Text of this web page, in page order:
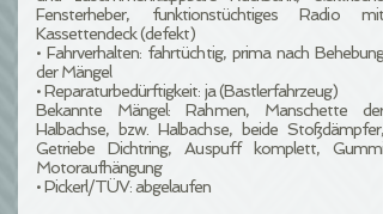
Fensterheber, funktionstüchtiges Radio mit
Kassettendeck (defekt)
• Fahrverhalten: fahrtüchtig, prima nach Behebung
der Mängel
• Reparaturbedürftigkeit: ja (Bastlerfahrzeug)
Bekannte Mängel: Rahmen, Manschette der
Halbachse, bzw. Halbachse, beide Stoßdämpfer,
Getriebe Dichtring, Auspuff komplett, Gummi
Motoraufhängung
• Pickerl/TÜV: abgelaufen